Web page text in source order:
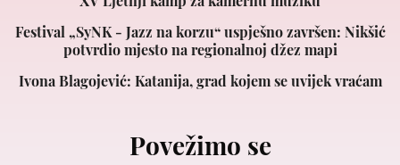
Festival „SyNK - Jazz na korzu“ uspješno završen: Nikšić
potvrdio mjesto na regionalnoj džez mapi
Ivona Blagojević: Katanija, grad kojem se uvijek vraćam
Povežimo se